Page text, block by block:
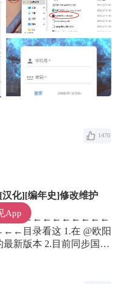
1470
化][编年史]修改维护
这 ←←←←←←←←←
录看这 1.在 @欧阳
新版本 2.目前同步国服
App